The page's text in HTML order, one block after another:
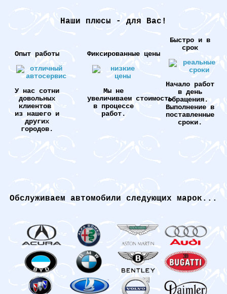
Наши плюсы - для Вас!
Опыт работы
У нас сотни
довольных
клиентов
из нашего и
других
городов.
Фиксированные цены
Мы не
увеличиваем стоимость
в процессе
работ.
Быстро и в
срок
Начало работ
в день
обращения.
Выполнение в
поставленные
сроки.
Обслуживаем автомобили следующих марок...